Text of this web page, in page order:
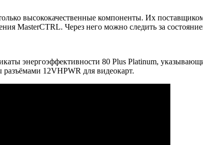
высококачественные компоненты. Их
MasterCTRL. Через него можно следить за
энергоэффективности 80 Plus Platinum,
разъёмами 12VHPWR для видеокарт.